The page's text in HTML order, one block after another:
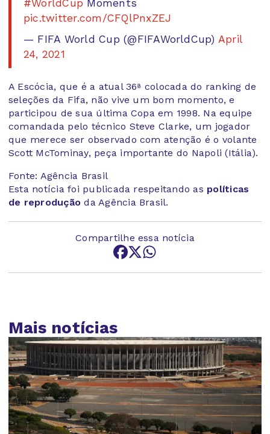
#WorldCup Moments
pic.twitter.com/CFQlPnxZEJ
— FIFA World Cup (@FIFAWorldCup) April
24, 2021
A Escócia, que é a atual 36ª colocada do ranking de
seleções da Fifa, não vive um bom momento, e
participou de sua última Copa em 1998. Na equipe
comandada pelo técnico Steve Clarke, um jogador
que merece ser observado com atenção é o volante
Scott McTominay, peça importante do Napoli (Itália).
Fonte: Agência Brasil
Esta notícia foi publicada respeitando as políticas
de reprodução da Agência Brasil.
Compartilhe essa notícia
Mais notícias